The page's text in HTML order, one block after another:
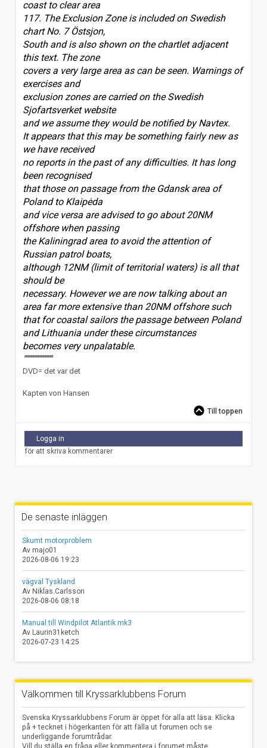
coast to clear area
117. The Exclusion Zone is included on Swedish
chart No. 7 Östsjon,
South and is also shown on the chartlet adjacent
this text. The zone
covers a very large area as can be seen. Warnings of
exercises and
exclusion zones are carried on the Swedish
Sjofartsverket website
and we assume they would be notified by Navtex.
It appears that this may be something fairly new as
we have received
no reports in the past of any difficulties. It has long
been recognised
that those on passage from the Gdansk area of
Poland to Klaipėda
and vice versa are advised to go about 20NM
offshore when passing
the Kaliningrad area to avoid the attention of
Russian patrol boats,
although 12NM (limit of territorial waters) is all that
should be
necessary. However we are now talking about an
area far more extensive than 20NM offshore such
that for coastal sailors the passage between Poland
and Lithuania under these circumstances
becomes very unpalatable.
""""""""""""
DVD= det var det
Kapten von Hansen
Till toppen
Logga in
för att skriva kommentarer
De senaste inläggen
Skumt motorproblem
Av majo01
2026-08-06 19:23
vägval Tyskland
Av Niklas.Carlsson
2026-08-06 08:18
Manual till Windpilot Atlantik mk3
Av Laurin31ketch
2026-07-23 14:25
Välkommen till Kryssarklubbens Forum
Svenska Kryssarklubbens Forum är öppet för alla att läsa. Klicka
på + tecknet i högerkanten för att fälla ut forumen och se
underliggande forumtrådar.